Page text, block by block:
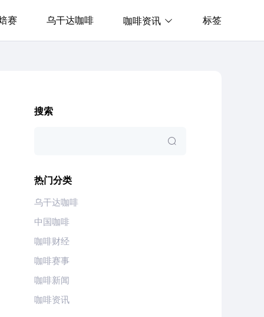
赛 乌干达咖啡 咖啡资讯 标签
搜索
热门分类
乌干达咖啡
中国咖啡
咖啡财经
咖啡赛事
咖啡新闻
咖啡资讯